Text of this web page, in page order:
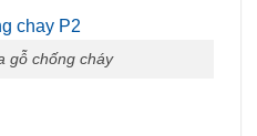
gỗ chống cháy